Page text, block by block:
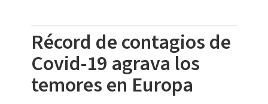
Récord de contagios de
Covid-19 agrava los
temores en Europa